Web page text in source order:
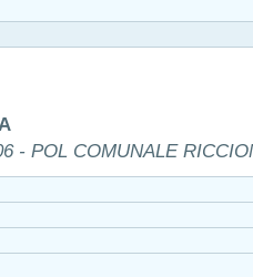
- POL COMUNALE